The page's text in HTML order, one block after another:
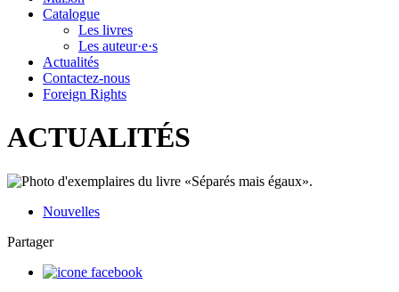
Catalogue
Les livres
Les auteur·e·s
Actualités
Contactez-nous
Foreign Rights
ACTUALITÉS
Nouvelles
Partager